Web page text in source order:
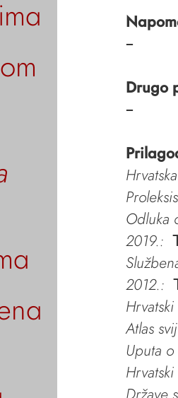
–
Drugo
–
Odluka
2019.:
2012.:
Atlas
Uputa